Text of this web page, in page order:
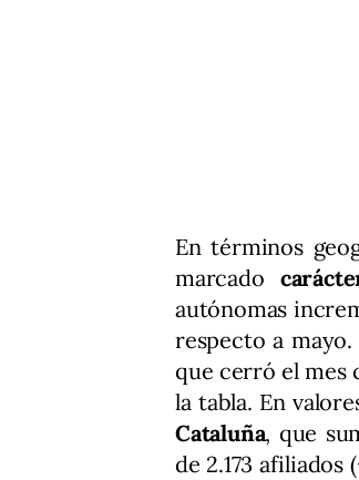
En términos
marcado
autónomas
respecto a mayo.
que cerró el mes
la tabla. En
Cataluña, que
de 2.173 afiliados